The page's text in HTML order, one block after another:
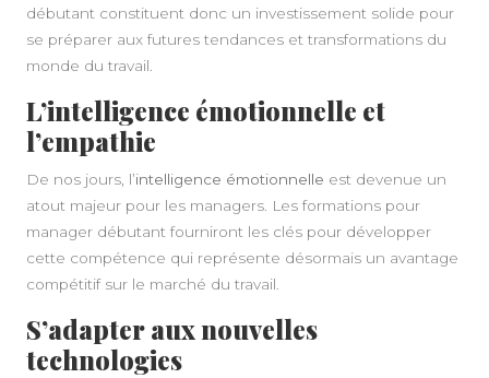
débutant constituent donc un investissement solide pour
se préparer aux futures tendances et transformations du
monde du travail.
L’intelligence émotionnelle et
l’empathie
De nos jours, l’intelligence émotionnelle est devenue un
atout majeur pour les managers. Les formations pour
manager débutant fourniront les clés pour développer
cette compétence qui représente désormais un avantage
compétitif sur le marché du travail.
S’adapter aux nouvelles
technologies